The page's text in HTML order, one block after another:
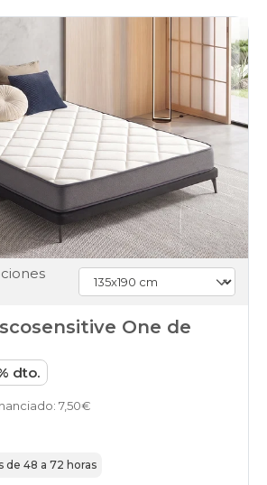
One de
dto.
7,50€
de 48 a 72 horas